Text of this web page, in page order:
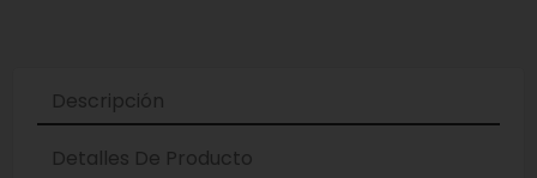
Descripción
Detalles De Producto